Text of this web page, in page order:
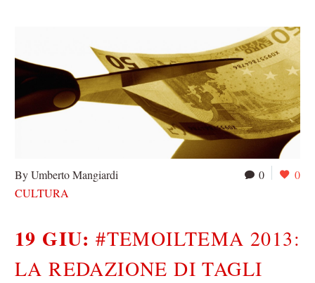
0 0
By Umberto Mangiardi
CULTURA
19 GIU:#TEMOILTEMA 2013:
LA REDAZIONE DI TAGLI